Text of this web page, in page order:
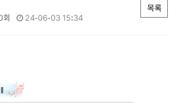
24-06-03 15:34
목록